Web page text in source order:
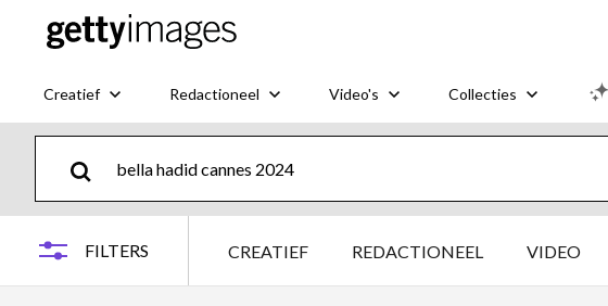
Creatief Redactioneel Video's Collecties
FILTERS CREATIEF REDACTIONEEL VIDEO